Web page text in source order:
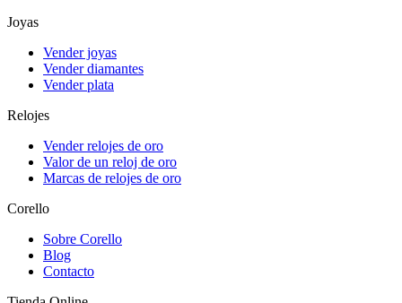
Joyas
Vender joyas
Vender diamantes
Vender plata
Relojes
Vender relojes de oro
Valor de un reloj de oro
Marcas de relojes de oro
Corello
Sobre Corello
Blog
Contacto